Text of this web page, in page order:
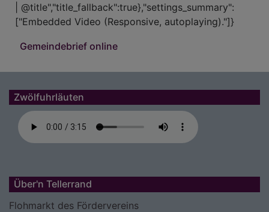
| @title","title_fallback":true},"settings_summary":
["Embedded Video (Responsive, autoplaying)."]}
Gemeindebrief online
Zwölfuhrläuten
Über'n Tellerrand
Flohmarkt des Fördervereins